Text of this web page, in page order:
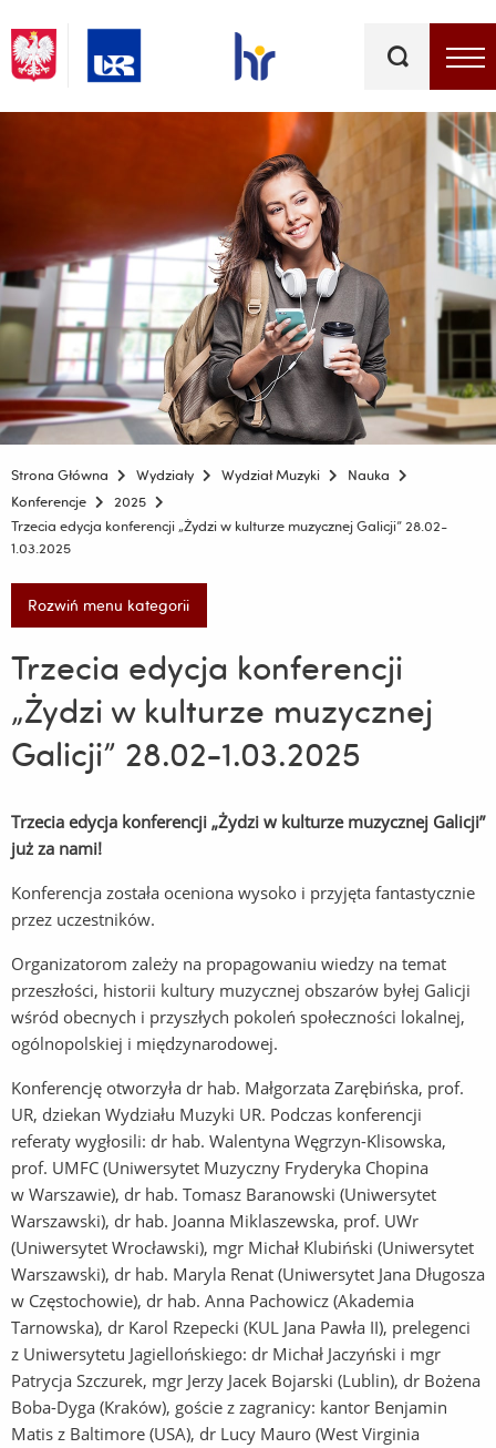
kluczowe
Strona Główna Wydziały Wydział Muzyki
Nauka
Konferencje
2025
Trzecia edycja konferencji „Żydzi w kulturze muzycznej Galicji” 28.02-
1.03.2025
Rozwiń menu kategorii
Trzecia edycja konferencji
„Żydzi w kulturze muzycznej
Galicji” 28.02-1.03.2025
Trzecia edycja konferencji „Żydzi w kulturze muzycznej Galicji”
już za nami!
Konferencja została oceniona wysoko i przyjęta fantastycznie
przez uczestników.
Organizatorom zależy na propagowaniu wiedzy na temat
przeszłości, historii kultury muzycznej obszarów byłej Galicji
wśród obecnych i przyszłych pokoleń społeczności lokalnej,
ogólnopolskiej i międzynarodowej.
Konferencję otworzyła dr hab. Małgorzata Zarębińska, prof.
UR, dziekan Wydziału Muzyki UR. Podczas konferencji
referaty wygłosili: dr hab. Walentyna Węgrzyn-Klisowska,
prof. UMFC (Uniwersytet Muzyczny Fryderyka Chopina
w Warszawie), dr hab. Tomasz Baranowski (Uniwersytet
Warszawski), dr hab. Joanna Miklaszewska, prof. UWr
(Uniwersytet Wrocławski), mgr Michał Klubiński (Uniwersytet
Warszawski), dr hab. Maryla Renat (Uniwersytet Jana Długosza
w Częstochowie), dr hab. Anna Pachowicz (Akademia
Tarnowska), dr Karol Rzepecki (KUL Jana Pawła II), prelegenci
z Uniwersytetu Jagiellońskiego: dr Michał Jaczyński i mgr
Patrycja Szczurek, mgr Jerzy Jacek Bojarski (Lublin), dr Bożena
Boba-Dyga (Kraków), goście z zagranicy: kantor Benjamin
Matis z Baltimore (USA), dr Lucy Mauro (West Virginia